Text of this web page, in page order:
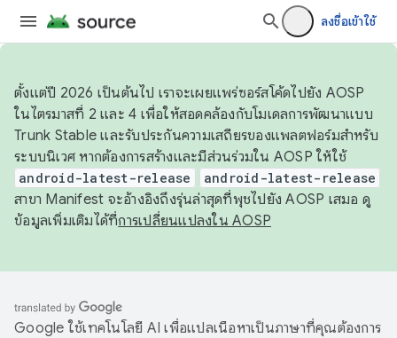
ลงชื่อเข้าใช้
ตั้งแต่ปี 2026 เป็นต้นไป เราจะเผยแพร่ซอร์สโค้ดไปยัง AOSP
ในไตรมาสที่ 2 และ 4 เพื่อให้สอดคล้องกับโมเดลการพัฒนาแบบ
Trunk Stable และรับประกันความเสถียรของแพลตฟอร์มสำหรับ
ระบบนิเวศ หากต้องการสร้างและมีส่วนร่วมใน AOSP ให้ใช้
android-latest-release android-latest-release
สาขา Manifest จะอ้างอิงถึงรุ่นล่าสุดที่พุชไปยัง AOSP เสมอ ดู
ข้อมูลเพิ่มเติมได้ที่การเปลี่ยนแปลงใน AOSP
Google ใช้เทคโนโลยี AI เพื่อแปลเนื้อหาเป็นภาษาที่คุณต้องการ